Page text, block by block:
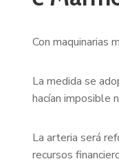
Con maquinarias
La medida se
hacían imposible
La arteria será
recursos